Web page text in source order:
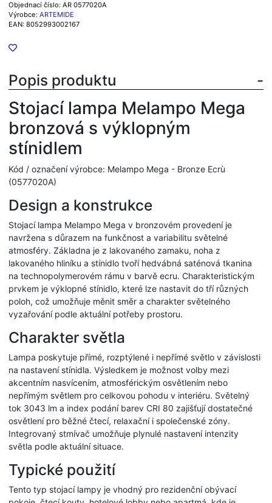
Objednací číslo: AR 0577020A
Výrobce: ARTEMIDE
EAN: 8052993002167
Popis produktu
Stojací lampa Melampo Mega
bronzová s výklopným
stínidlem
Kód / označení výrobce: Melampo Mega - Bronze Ecrù
(0577020A)
Design a konstrukce
Stojací lampa Melampo Mega v bronzovém provedení je
navržena s důrazem na funkčnost a variabilitu světelné
atmosféry. Základna je z lakovaného zamaku, noha z
lakovaného hliníku a stínidlo tvoří hedvábná saténová tkanina
na technopolymerovém rámu v barvě ecru. Charakteristickým
prvkem je výklopné stínidlo, které lze nastavit do tří různých
poloh, což umožňuje měnit směr a charakter světelného
vyzařování podle aktuální potřeby prostoru.
Charakter světla
Lampa poskytuje přímé, rozptýlené i nepřímé světlo v závislosti
na nastavení stínidla. Výsledkem je možnost volby mezi
akcentním nasvícením, atmosférickým osvětlením nebo
nepřímým světlem pro celkovou pohodu v interiéru. Světelný
tok 3043 lm a index podání barev CRI 80 zajišťují dostatečné
osvětlení pro běžné čtecí, relaxační i společenské zóny.
Integrovaný stmívač umožňuje plynulé nastavení intenzity
světla podle aktuální situace.
Typické použití
Tento typ stojací lampy je vhodný pro rezidenční obývací